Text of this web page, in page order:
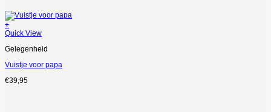
+
Quick View
Gelegenheid
Vuistje voor papa
€39,95